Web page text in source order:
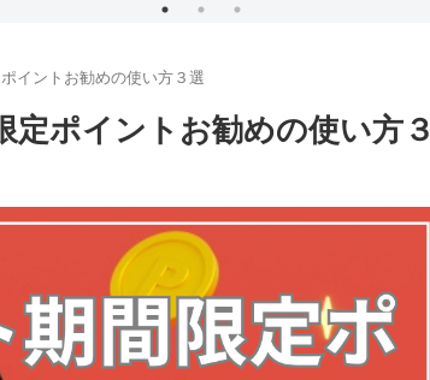
イントお勧めの使い方３選
定ポイントお勧めの使い方３